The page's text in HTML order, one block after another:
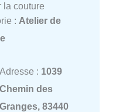
la couture
: Atelier de
Adresse : 1039
Chemin des
Granges, 83440